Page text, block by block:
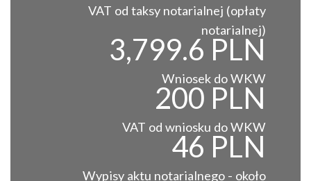
VAT od taksy notarialnej (opłaty
notarialnej)
3,799.6 PLN
Wniosek do WKW
200 PLN
VAT od wniosku do WKW
46 PLN
Wypisy aktu notarialnego - około